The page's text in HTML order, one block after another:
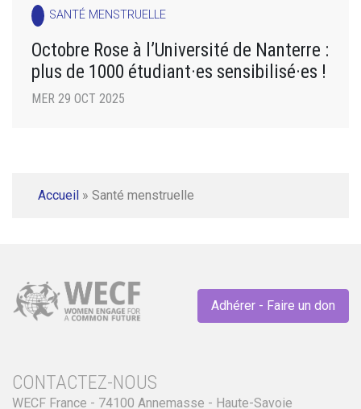
SANTÉ MENSTRUELLE
Octobre Rose à l’Université de Nanterre :
plus de 1000 étudiant·es sensibilisé·es !
MER 29 OCT 2025
Accueil » Santé menstruelle
Adhérer - Faire un don
CONTACTEZ-NOUS
WECF France - 74100 Annemasse - Haute-Savoie